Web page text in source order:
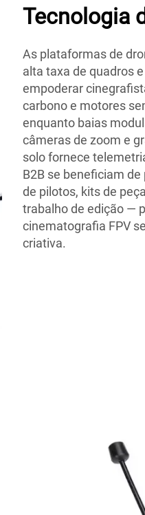
Tecnologia
As plataformas de
alta taxa de quadros
empoderar
carbono e motores
enquanto baias
câmeras de zoom e
solo fornece
B2B se beneficiam
de pilotos, kits de
trabalho de edição —
cinematografia FPV
criativa.